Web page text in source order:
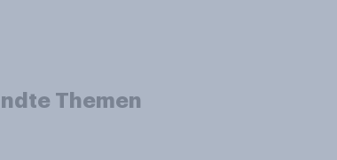
Themen